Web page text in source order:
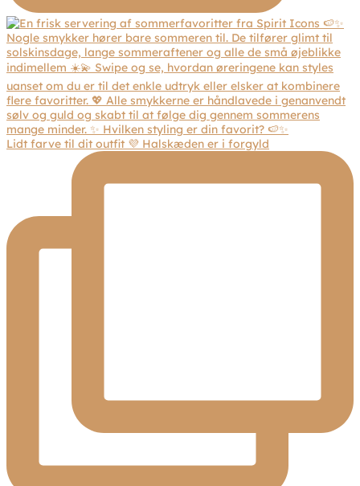
Lidt farve til dit outfit 💜 Halskæden er i forgyld